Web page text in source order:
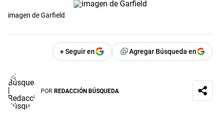
imagen de Garfield
+ Seguir en Agregar Búsqueda en
POR REDACCIÓN BÚSQUEDA